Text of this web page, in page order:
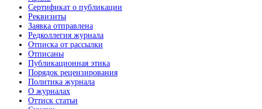
Сертификат о публикации
Реквизиты
Заявка отправлена
Редколлегия журнала
Отписка от рассылки
Отписаны
Публикационная этика
Порядок рецензирования
Политика журнала
О журналах
Оттиск статьи